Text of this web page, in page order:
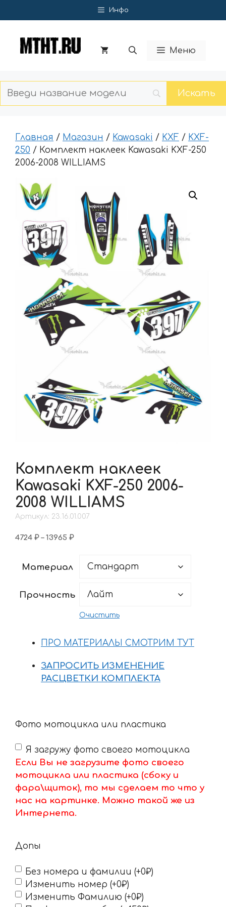
к
Инфо
Меню
Главная / Магазин / Kawasaki / KXF / KXF-
250 / Комплект наклеек Kawasaki KXF-250
2006-2008 WILLIAMS
Комплект наклеек
Kawasaki KXF-250 2006-
2008 WILLIAMS
Артикул: 23.16.01.007
4724 ₽ – 13965 ₽Диапазон
Материал
Прочность
Очистить
ПРО МАТЕРИАЛЫ СМОТРИМ ТУТ
ЗАПРОСИТЬ ИЗМЕНЕНИЕ
РАСЦВЕТКИ КОМПЛЕКТА
Фото мотоцикла или пластика
Я загружу фото своего мотоцикла
Если Вы не загрузите фото своего
мотоцикла или пластика (сбоку и
фара\щиток), то мы сделаем то что у
нас на картинке. Можно такой же из
Интернета.
Допы
Без номера и фамилии (+0₽)
Изменить номер (+0₽)
Изменить Фамилию (+0₽)